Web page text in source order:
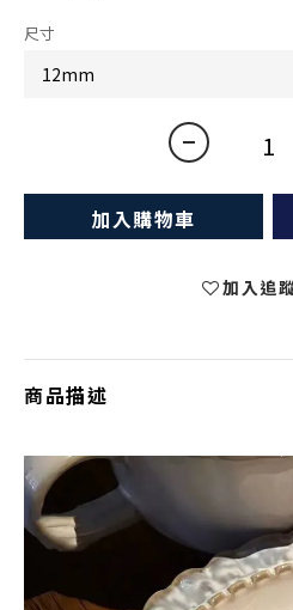
尺寸
加入購物車
加入追
商品描述